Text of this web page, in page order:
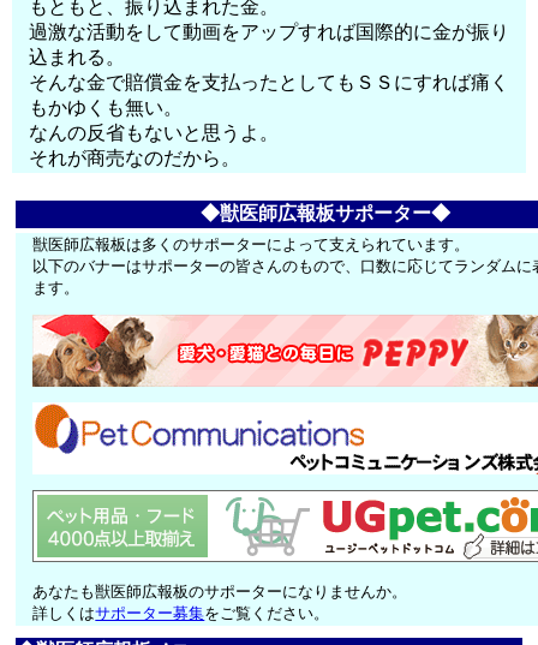
もともと、振り込まれた金。
過激な活動をして動画をアップすれば国際的に金が振り
込まれる。
そんな金で賠償金を支払ったとしてもＳＳにすれば痛く
もかゆくも無い。
なんの反省もないと思うよ。
それが商売なのだから。
◆獣医師広報板サポーター◆
獣医師広報板は多くのサポーターによって支えられています。
以下のバナーはサポーターの皆さんのもので、口数に応じてランダムに
ます。
あなたも獣医師広報板のサポーターになりませんか。
詳しくはサポーター募集をご覧ください。